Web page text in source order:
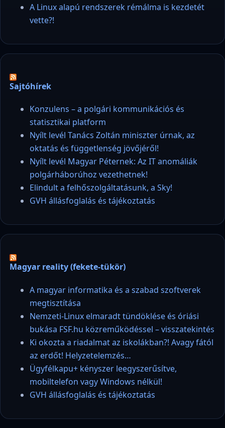
A Linux alapú rendszerek rémálma is kezdetét
vette?!
Sajtóhírek
Konzulens – a polgári kommunikációs és
statisztikai platform
Nyílt levél Tanács Zoltán miniszter úrnak, az
oktatás és függetlenség jövőjéről!
Nyílt levél Magyar Péternek: Az IT anomáliák
polgárháborúhoz vezethetnek!
Elindult a felhőszolgáltatásunk, a Sky!
GVH állásfoglalás és tájékoztatás
Magyar reality (fekete-tükör)
A magyar informatika és a szabad szoftverek
megtisztítása
Nemzeti-Linux elmaradt tündöklése és óriási
bukása FSF.hu közreműködéssel – visszatekintés
Ki okozta a riadalmat az iskolákban?! Avagy fától
az erdőt! Helyzetelemzés…
Ügyfélkapu+ kényszer leegyszerűsítve,
mobiltelefon vagy Windows nélkül!
GVH állásfoglalás és tájékoztatás